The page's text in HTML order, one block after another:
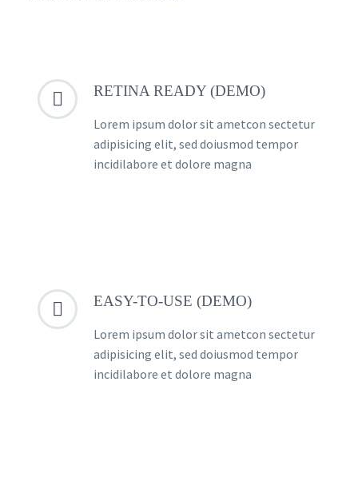

 RETINA READY (DEMO)
Lorem ipsum dolor sit ametcon sectetur
adipisicing elit, sed doiusmod tempor
incidilabore et dolore magna

 EASY-TO-USE (DEMO)
Lorem ipsum dolor sit ametcon sectetur
adipisicing elit, sed doiusmod tempor
incidilabore et dolore magna